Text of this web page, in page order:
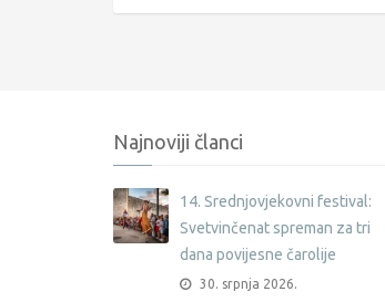
Najnoviji članci
14. Srednjovjekovni festival:
Svetvinčenat spreman za tri
dana povijesne čarolije
30. srpnja 2026.